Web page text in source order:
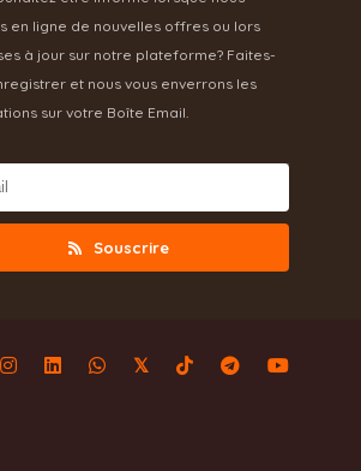
en ligne de nouvelles offres ou lors
à jour sur notre plateforme? Faites-
et nous vous enverrons les
sur votre Boîte Email.
Souscrire
𝕏